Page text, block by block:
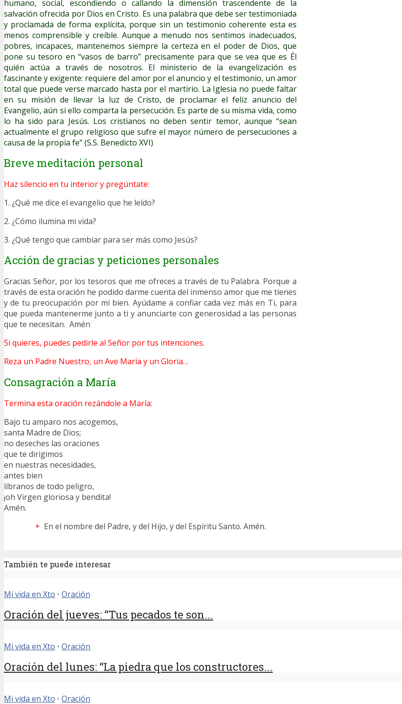
humano, social, escondiendo o callando la dimensión trascendente de la
salvación ofrecida por Dios en Cristo. Es una palabra que debe ser testimoniada
y proclamada de forma explícita, porque sin un testimonio coherente esta es
menos comprensible y creíble. Aunque a menudo nos sentimos inadecuados,
pobres, incapaces, mantenemos siempre la certeza en el poder de Dios, que
pone su tesoro en “vasos de barro” precisamente para que se vea que es Él
quién actúa a través de nosotros. El ministerio de la evangelización es
fascinante y exigente: requiere del amor por el anuncio y el testimonio, un amor
total que puede verse marcado hasta por el martirio. La Iglesia no puede faltar
en su misión de llevar la luz de Cristo, de proclamar el feliz anuncio del
Evangelio, aún si ello comparta la persecución. Es parte de su misma vida, como
lo ha sido para Jesús. Los cristianos no deben sentir temor, aunque “sean
actualmente el grupo religioso que sufre el mayor número de persecuciones a
causa de la propia fe” (S.S. Benedicto XVI)
Breve meditación personal
Haz silencio en tu interior y pregúntate:
1. ¿Qué me dice el evangelio que he leído?
2. ¿Cómo ilumina mi vida?
3. ¿Qué tengo que cambiar para ser más como Jesús?
Acción de gracias y peticiones personales
Gracias Señor, por los tesoros que me ofreces a través de tu Palabra. Porque a
través de esta oración he podido darme cuenta del inmenso amor que me tienes
y de tu preocupación por mi bien. Ayúdame a confiar cada vez más en Ti, para
que pueda mantenerme junto a ti y anunciarte con generosidad a las personas
que te necesitan. Amén
Si quieres, puedes pedirle al Señor por tus intenciones.
Reza un Padre Nuestro, un Ave María y un Gloria…
Consagración a María
Termina esta oración rezándole a María:
Bajo tu amparo nos acogemos,
santa Madre de Dios;
no deseches las oraciones
que te dirigimos
en nuestras necesidades,
antes bien
líbranos de todo peligro,
¡oh Virgen gloriosa y bendita!
Amén.
+ En el nombre del Padre, y del Hijo, y del Espíritu Santo. Amén.
También te puede interesar
Mi vida en Xto • Oración
Oración del jueves: “Tus pecados te son...
Mi vida en Xto • Oración
Oración del lunes: “La piedra que los constructores...
Mi vida en Xto • Oración